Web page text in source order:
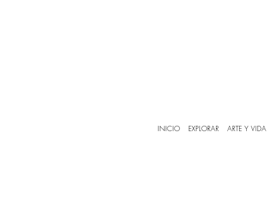
INICIO EXPLORAR ARTE Y VIDA